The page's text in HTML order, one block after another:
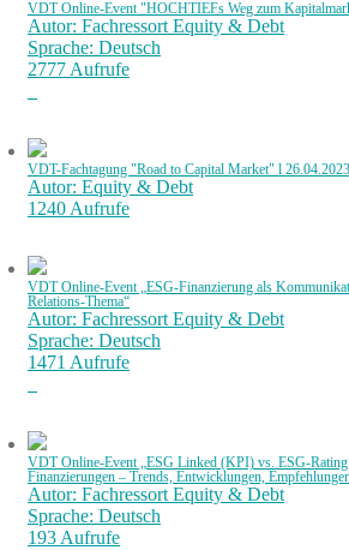
VDT Online-Event "HOCHTIEFs Weg zum
Autor: Fachressort Equity & Debt
Sprache: Deutsch
2777 Aufrufe
VDT-Fachtagung "Road to Capital Market" l
Autor: Equity & Debt
1240 Aufrufe
VDT Online-Event „ESG-Finanzierung als
Relations-Thema“
Autor: Fachressort Equity & Debt
Sprache: Deutsch
1471 Aufrufe
VDT Online-Event „ESG Linked (KPI) vs. ESG-
Finanzierungen – Trends, Entwicklungen,
Autor: Fachressort Equity & Debt
Sprache: Deutsch
193 Aufrufe